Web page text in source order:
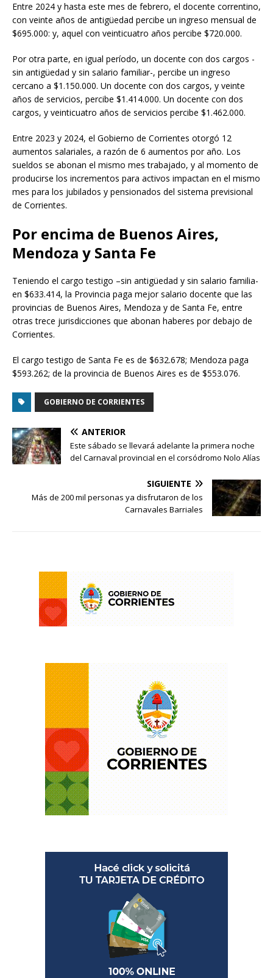
Entre 2024 y hasta este mes de febrero, el docente correntino,
con veinte años de antigüedad percibe un ingreso mensual de
$695.000: y, aquel con veinticuatro años percibe $720.000.
Por otra parte, en igual período, un docente con dos cargos -
sin antigüedad y sin salario familiar-, percibe un ingreso
cercano a $1.150.000. Un docente con dos cargos, y veinte
años de servicios, percibe $1.414.000. Un docente con dos
cargos, y veinticuatro años de servicios percibe $1.462.000.
Entre 2023 y 2024, el Gobierno de Corrientes otorgó 12
aumentos salariales, a razón de 6 aumentos por año. Los
sueldos se abonan el mismo mes trabajado, y al momento de
producirse los incrementos para activos impactan en el mismo
mes para los jubilados y pensionados del sistema previsional
de Corrientes.
Por encima de Buenos Aires,
Mendoza y Santa Fe
Teniendo el cargo testigo –sin antigüedad y sin salario familia-
en $633.414, la Provincia paga mejor salario docente que las
provincias de Buenos Aires, Mendoza y de Santa Fe, entre
otras trece jurisdicciones que abonan haberes por debajo de
Corrientes.
El cargo testigo de Santa Fe es de $632.678; Mendoza paga
$593.262; de la provincia de Buenos Aires es de $553.076.
GOBIERNO DE CORRIENTES
ANTERIOR
Este sábado se llevará adelante la primera noche
del Carnaval provincial en el corsódromo Nolo Alías
SIGUIENTE
Más de 200 mil personas ya disfrutaron de los
Carnavales Barriales